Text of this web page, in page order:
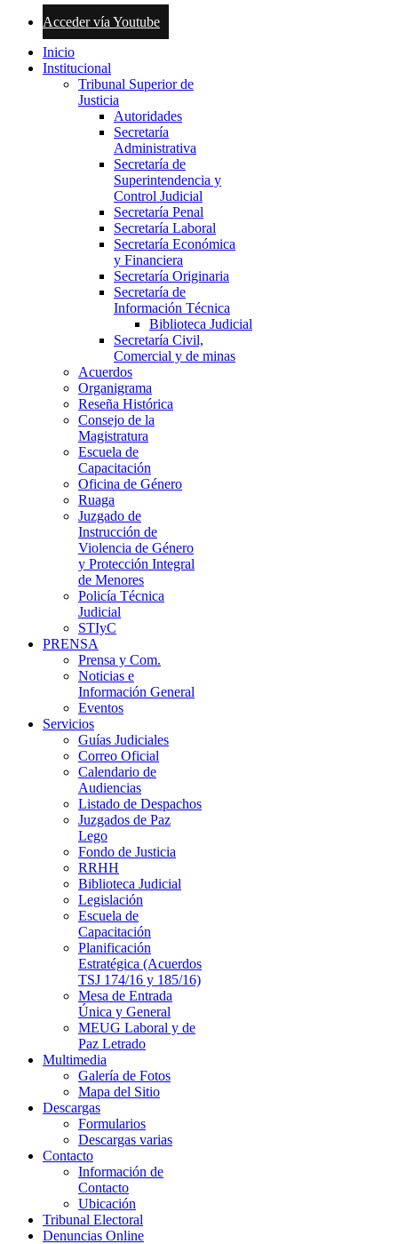
Acceder vía Youtube
Inicio
Institucional
Tribunal Superior de
Justicia
Autoridades
Secretaría
Administrativa
Secretaría de
Superintendencia y
Control Judicial
Secretaría Penal
Secretaría Laboral
Secretaría Económica
y Financiera
Secretaría Originaria
Secretaría de
Información Técnica
Biblioteca Judicial
Secretaría Civil,
Comercial y de minas
Acuerdos
Organigrama
Reseña Histórica
Consejo de la
Magistratura
Escuela de
Capacitación
Oficina de Género
Ruaga
Juzgado de
Instrucción de
Violencia de Género
y Protección Integral
de Menores
Policía Técnica
Judicial
STIyC
PRENSA
Prensa y Com.
Noticias e
Información General
Eventos
Servicios
Guías Judiciales
Correo Oficial
Calendario de
Audiencias
Listado de Despachos
Juzgados de Paz
Lego
Fondo de Justicia
RRHH
Biblioteca Judicial
Legislación
Escuela de
Capacitación
Planificación
Estratégica (Acuerdos
TSJ 174/16 y 185/16)
Mesa de Entrada
Única y General
MEUG Laboral y de
Paz Letrado
Multimedia
Galería de Fotos
Mapa del Sitio
Descargas
Formularios
Descargas varias
Contacto
Información de
Contacto
Ubicación
Tribunal Electoral
Denuncias Online